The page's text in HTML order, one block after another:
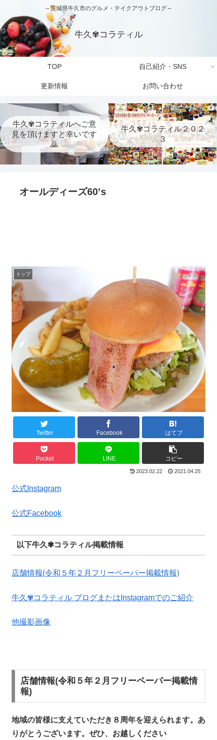
～茨城県牛久市のグルメ・テイクアウトブログ～
牛久✾コラティル
TOP 自己紹介・SNS
更新情報 お問い合わせ
牛久✾コラティルへご意
見を頂けますと幸いです
🙇
牛久✾コラティル２０２
３
オールディーズ60’s
トップ
Twitter Facebook はてブ
Pocket LINE コピー
2023.02.22 2021.04.25
公式Instagram
公式Facebook
以下牛久✾コラティル掲載情報
店舗情報(令和５年２月フリーペーパー掲載情報)
牛久✾コラティル ブログまたはInstagramでのご紹介
他撮影画像
店舗情報(令和５年２月フリーペーパー掲載情
報)
地域の皆様に支えていただき８周年を迎えられます。あ
りがとうございます。ぜひ、お越しください